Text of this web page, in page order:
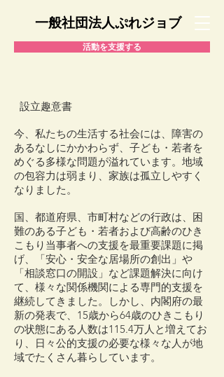
活動を支援する
一般社団法人ぷれジョブ
設立趣意書
今、私たちの生活する社会には、障害の
あるなしにかかわらず、子ども・若者を
めぐる多様な問題が溢れています。地域
の包容力は弱まり、家族は孤立しやすく
なりました。
国、都道府県、市町村などの行政は、困
難のある子ども・若者および高齢のひき
こもり当事者への支援を最重要課題に掲
げ、「安心・安全な居場所の創出」や
「相談窓口の開設」など課題解決に向け
て、様々な関係機関による専門的支援を
継続してきました。しかし、内閣府の最
新の発表で、15歳から64歳のひきこもり
の状態にある人数は115.4万人と増えてお
り、日々公的支援の必要な様々な人が地
域でたくさん暮らしています。